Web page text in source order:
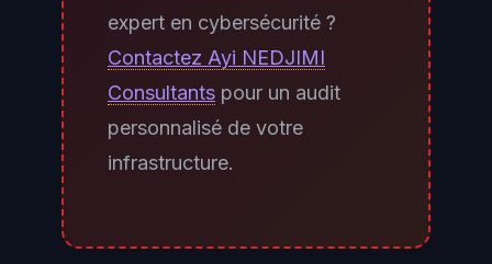
expert en cybersécurité ?
Contactez Ayi NEDJIMI
Consultants pour un audit
personnalisé de votre
infrastructure.